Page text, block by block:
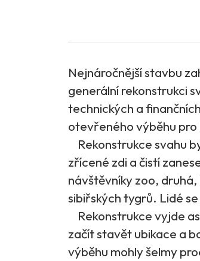
Nejnáročnější stavbu
generální rekonstrukci
technických a
otevřeného výběhu pro
Rekonstrukce svahu
zřícené zdi a čistí
návštěvníky zoo,
sibiřských tygrů. Lidé
Rekonstrukce vyjde
začít stavět ubikace a
výběhu mohly šelmy